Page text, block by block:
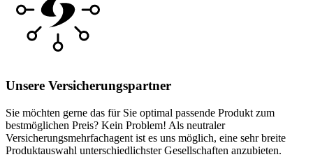
Unsere Versicherungspartner
Sie möchten gerne das für Sie optimal passende Produkt zum
bestmöglichen Preis? Kein Problem! Als neutraler
Versicherungsmehrfachagent ist es uns möglich, eine sehr breite
Produktauswahl unterschiedlichster Gesellschaften anzubieten.